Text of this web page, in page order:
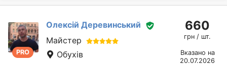
PRO
Олексій Деревинський
Майстер
Обухів
660
грн / шт.
Вказано на
20.07.2026